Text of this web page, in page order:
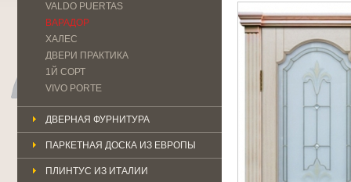
VALDO PUERTAS
ВАРАДОР
ХАЛЕС
ДВЕРИ ПРАКТИКА
1Й СОРТ
VIVO PORTE
ДВЕРНАЯ ФУРНИТУРА
ПАРКЕТНАЯ ДОСКА ИЗ ЕВРОПЫ
ПЛИНТУС ИЗ ИТАЛИИ